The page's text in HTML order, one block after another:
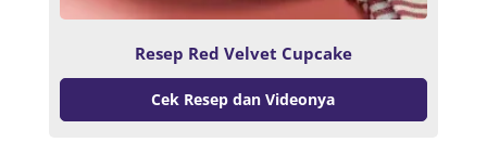
Resep Red Velvet Cupcake
Cek Resep dan Videonya